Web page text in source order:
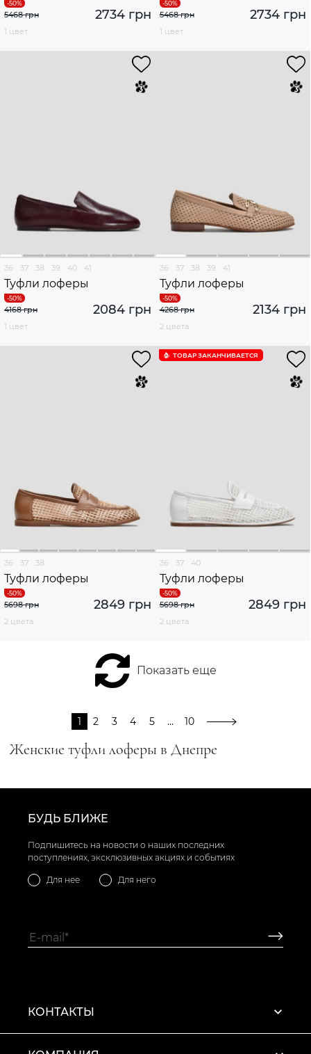
Женские туфли лоферы в Днепре
2734 грн
5468 грн
1 цвет
2734 грн
5468 грн
1 цвет
36 37 38 39 40 41
Туфли лоферы
2084 грн
4168 грн
1 цвет
36 37 38 39 41
Туфли лоферы
2134 грн
4268 грн
2 цвета
36 37 38
Туфли лоферы
2849 грн
5698 грн
2 цвета
ТОВАР ЗАКАНЧИВАЕТСЯ
36 37 40
Туфли лоферы
2849 грн
5698 грн
2 цвета
Показать еще
1 2 3 4 5 ... 10
БУДЬ БЛИЖЕ
Подпишитесь на новости о наших последних
поступлениях, эксклюзивных акциях и событиях
Для нее Для него
КОНТАКТЫ